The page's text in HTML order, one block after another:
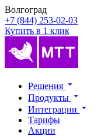
Волгоград
+7 (844) 253-02-03
Купить в 1 клик
Решения
Продукты
Интеграции
Тарифы
Акции